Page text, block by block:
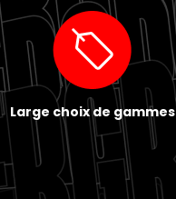
Large choix de gammes